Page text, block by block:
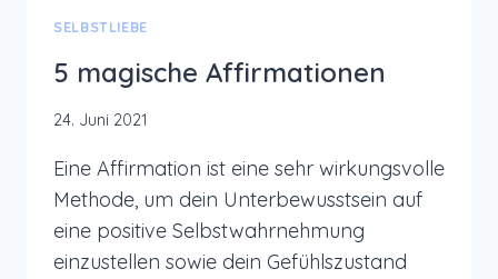
SELBSTLIEBE
5 magische Affirmationen
24. Juni 2021
Eine Affirmation ist eine sehr wirkungsvolle
Methode, um dein Unterbewusstsein auf
eine positive Selbstwahrnehmung
einzustellen sowie dein Gefühlszustand